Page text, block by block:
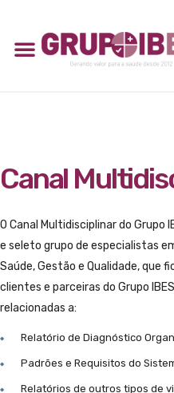
Canal
O Canal Multidisciplinar do
e seleto grupo de especialistas
Saúde, Gestão e Qualidade, que
clientes e parceiras do Grupo
relacionadas a:
Relatório de Diagnóstico
Padrões e Requisitos do
Relatórios de outros tipos de